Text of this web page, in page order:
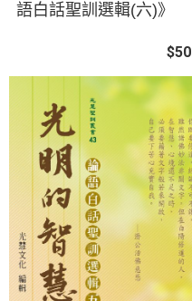
語白話聖訓選輯(六)》
$50